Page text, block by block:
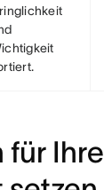
für Ihre